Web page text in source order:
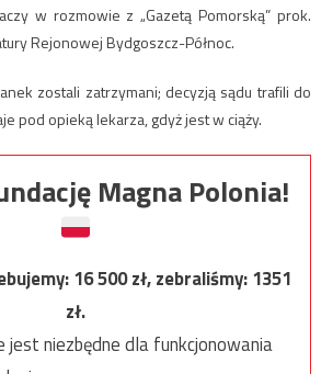
w rozmowie z „Gazetą Pomorską” prok.
Rejonowej Bydgoszcz-Północ.
zostali zatrzymani; decyzją sądu trafili do
pod opieką lekarza, gdyż jest w ciąży.
Magna Polonia!
16 500zł, zebraliśmy:1351
zł.
niezbędne dla funkcjonowania